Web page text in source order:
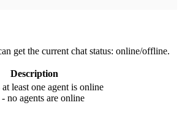
get the current chat status: online/offline.
Description
at least one agent is online
- no agents are online